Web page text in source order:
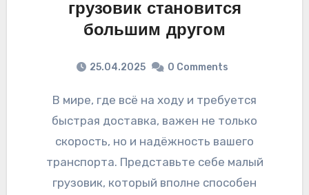
грузовик становится
большим другом
25.04.2025 0 Comments
В мире, где всё на ходу и требуется
быстрая доставка, важен не только
скорость, но и надёжность вашего
транспорта. Представьте себе малый
грузовик, который вполне способен